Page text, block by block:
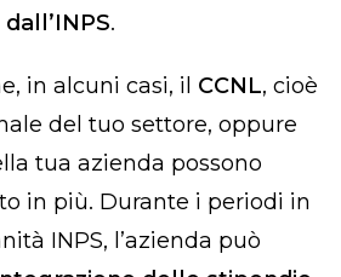
.
in alcuni casi, il CCNL, cioè
del tuo settore, oppure
tua azienda possono
in più. Durante i periodi in
INPS, l’azienda può